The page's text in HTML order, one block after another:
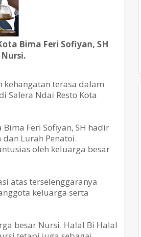
Bima Feri Sofiyan, SH
kehangatan terasa dalam
Salera Ndai Resto Kota
Feri Sofiyan, SH hadir
Lurah Penatoi.
oleh keluarga besar
atas terselenggaranya
keluarga serta
besar Nursi. Halal Bi Halal